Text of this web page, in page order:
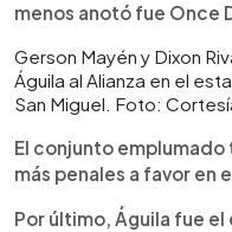
menos anotó fue Once
Gerson Mayén y Dixon
Águila al Alianza en el
San Miguel. Foto:
El conjunto
más penales a favor en
Por último, Águila fue